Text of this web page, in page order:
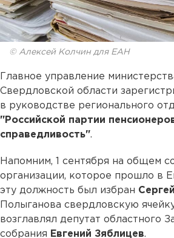
© Алексей Колчин для ЕАН
Главное управление
Свердловской области
в руководстве регионального
"Российской партии
справедливость".
Напомним, 1 сентября на общем
организации, которое прошло в
эту должность был избран
Полыганова свердловскую
возглавлял депутат областного
собрания Евгений Зяблицев.